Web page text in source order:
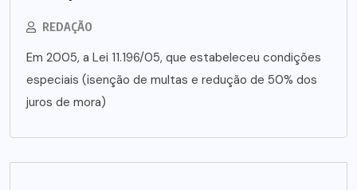
REDAÇÃO
Em 2005, a Lei 11.196/05, que estabeleceu condições
especiais (isenção de multas e redução de 50% dos
juros de mora)